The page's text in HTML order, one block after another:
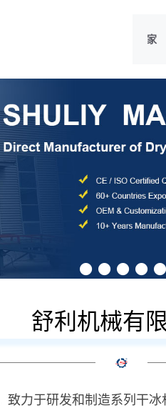
家
舒利机械有
力于研发和制造系列干